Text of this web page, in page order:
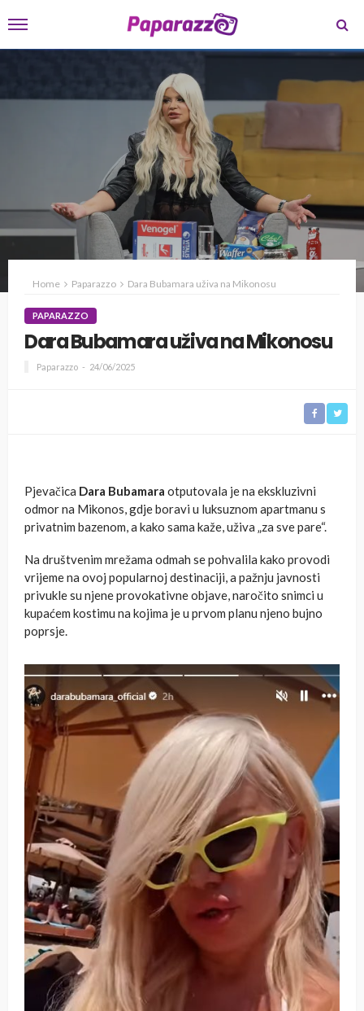
Home Paparazzo Dara Bubamara uživa na Mikonosu
PAPARAZZO
Dara Bubamara uživa na Mikonosu
Paparazzo 24/06/2025
Pjevačica Dara Bubamara otputovala je na ekskluzivni
odmor na Mikonos, gdje boravi u luksuznom apartmanu s
privatnim bazenom, a kako sama kaže, uživa „za sve pare“.
Na društvenim mrežama odmah se pohvalila kako provodi
vrijeme na ovoj popularnoj destinaciji, a pažnju javnosti
privukle su njene provokativne objave, naročito snimci u
kupaćem kostimu na kojima je u prvom planu njeno bujno
poprsje.